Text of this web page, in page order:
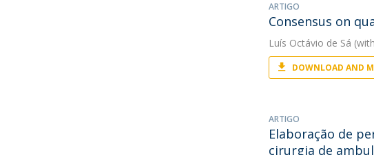
ARTIGO
Consensus on
Luís Octávio de Sá
DOWNLOAD AND
ARTIGO
Elaboração de
cirurgia de